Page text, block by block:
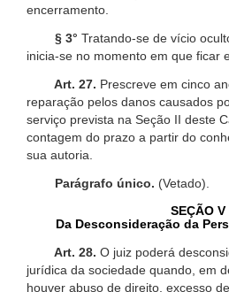
encerramento.
§ 3° Tratando-se de vício
inicia-se no momento em que ficar
Art. 27. Prescreve em cinco
reparação pelos danos causados
serviço prevista na Seção II deste
contagem do prazo a partir do
sua autoria.
Parágrafo único. (Vetado).
SEÇÃO V
Da Desconsideração da
Art. 28. O juiz poderá
jurídica da sociedade quando, em
houver abuso de direito, excesso